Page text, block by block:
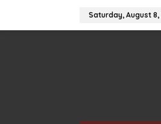
Saturday, August 8,